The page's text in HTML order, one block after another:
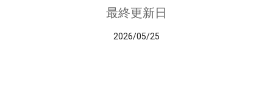
最終更新日
2026/05/25